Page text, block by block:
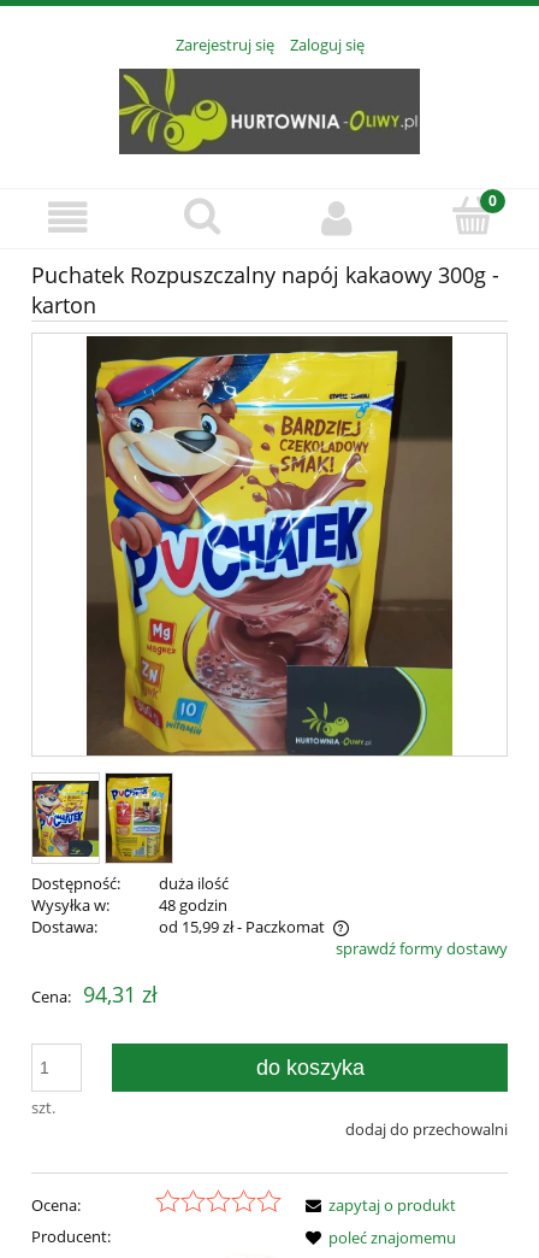
Zarejestruj się Zaloguj się
Puchatek Rozpuszczalny napój kakaowy 300g -
karton
Dostępność:
duża ilość
Wysyłka w:
48 godzin
Dostawa:
od 15,99 zł- Paczkomat
Cena nie zawiera ewentualnych kosztów płatnościsprawdź formy dostawy
Cena: 94,31 zł
szt.
do koszyka
dodaj do przechowalni
Ocena:
Producent:
zapytaj o produkt
poleć znajomemu